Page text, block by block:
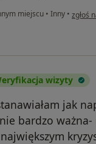
miejscu • Inny • w
zgłoś
wizyty
jak
bardzo